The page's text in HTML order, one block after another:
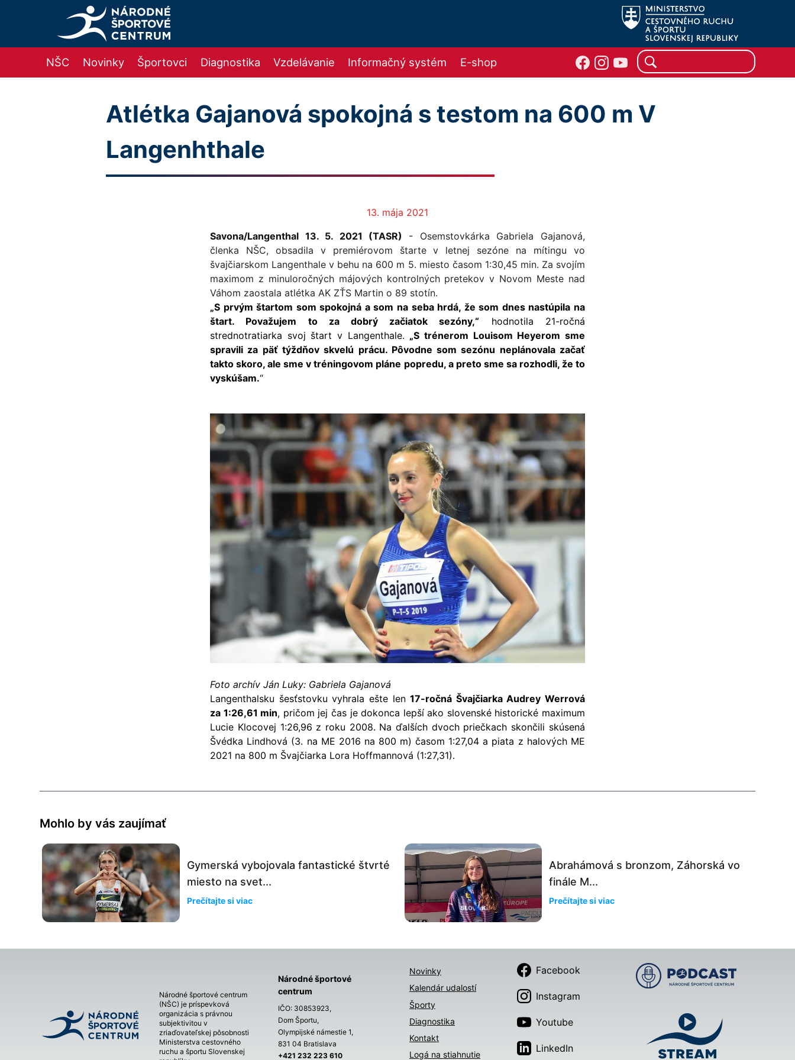
NŠC Novinky Športovci Diagnostika Vzdelávanie Informačný systém E-shop
Atlétka Gajanová spokojná s testom na 600 m V
Langenhthale
13. mája 2021
Savona/Langenthal 13. 5. 2021 (TASR) - Osemstovkárka Gabriela Gajanová,
členka NŠC, obsadila v premiérovom štarte v letnej sezóne na mítingu vo
švajčiarskom Langenthale v behu na 600 m 5. miesto časom 1:30,45 min. Za svojím
maximom z minuloročných májových kontrolných pretekov v Novom Meste nad
Váhom zaostala atlétka AK ZŤS Martin o 89 stotín.
„S prvým štartom som spokojná a som na seba hrdá, že som dnes nastúpila na
štart. Považujem to za dobrý začiatok sezóny,“ hodnotila 21-ročná
strednotratiarka svoj štart v Langenthale. „S trénerom Louisom Heyerom sme
spravili za päť týždňov skvelú prácu. Pôvodne som sezónu neplánovala začať
takto skoro, ale sme v tréningovom pláne popredu, a preto sme sa rozhodli, že to
vyskúšam.“
Foto archív Ján Luky: Gabriela Gajanová
Langenthalsku šesťstovku vyhrala ešte len17-ročná Švajčiarka Audrey Werrová
za 1:26,61 min, pričom jej čas je dokonca lepší ako slovenské historické maximum
Lucie Klocovej 1:26,96 z roku 2008. Na ďalších dvoch priečkach skončili skúsená
Švédka Lindhová (3. na ME 2016 na 800 m) časom 1:27,04 a piata z halových ME
2021 na 800 m Švajčiarka Lora Hoffmannová (1:27,31).
Mohlo by vás zaujímať
Gymerská vybojovala fantastické štvrté
miesto na svet...
Prečítajte si viac
Abrahámová s bronzom, Záhorská vo
finále M...
Prečítajte si viac
Národné športové centrum
(NŠC) je príspevková
organizácia s právnou
subjektivitou v
zriaďovateľskej pôsobnosti
Ministerstva cestovného
ruchu a športu Slovenskej
Národné športové
centrum
IČO: 30853923,
Dom Športu,
Olympijské námestie 1,
831 04 Bratislava
+421 232 223 610
Novinky
Kalendár udalostí
Športy
Diagnostika
Kontakt
Logá na stiahnutie
Facebook
Instagram
Youtube
LinkedIn